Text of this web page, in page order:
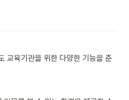
교육기관을 위한 다양한 기능을 준